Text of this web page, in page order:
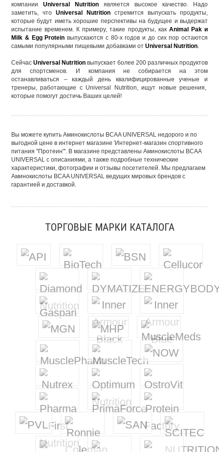
компании Universal Nutrition является высокое качество. Надо
заметить, что Universal Nutrition стремится выпускать продукты,
которые будут иметь хорошие перспективы на будущее и выдержат
испытание временем. К примеру, такие продукты, как Animal Pak и
Milk & Egg Protein выпускаются с 80-х годов и до сих пор остаются
самыми популярными пищевыми добавками от Universal Nutrition.
Сейчас Universal Nutrition выпускает более 200 различных продуктов
для спортсменов. И компания не собирается на этом
останавливаться – каждый день квалифицированные ученые и
тренеры, работающие с Universal Nutrition, ищут новые решения,
которые помогут достичь Ваших целей!
Вы можете купить Аминокислоты BCAA UNIVERSAL недорого и по
выгодной цене в интернет магазине 'Интернет-магазин спортивного
питания "Протеин"'. В магазине представлены Аминокислоты BCAA
UNIVERSAL с описаниями, а также подробные технические
характеристики, фотографии и отзывы посетителей. Мы предлагаем
Аминокислоты BCAA UNIVERSAL ведущих мировых брендов с
гарантией и доставкой.
ТОРГОВЫЕ МАРКИ КАТАЛОГА